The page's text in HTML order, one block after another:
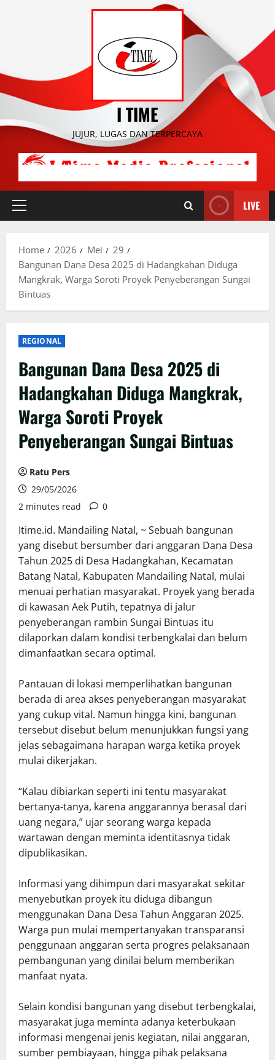
I TIME
JUJUR, LUGAS DAN TERPERCAYA
Primary
LIVE
Home 2026 Mei
29
Bangunan Dana Desa 2025 di Hadangkahan Diduga
Mangkrak, Warga Soroti Proyek Penyeberangan Sungai
Bintuas
REGIONAL
Bangunan Dana Desa 2025 di
Hadangkahan Diduga Mangkrak,
Warga Soroti Proyek
Penyeberangan Sungai Bintuas
Ratu Pers
29/05/2026
2 minutes read
0
Itime.id. Mandailing Natal, ~ Sebuah bangunan
yang disebut bersumber dari anggaran Dana Desa
Tahun 2025 di Desa Hadangkahan, Kecamatan
Batang Natal, Kabupaten Mandailing Natal, mulai
menuai perhatian masyarakat. Proyek yang berada
di kawasan Aek Putih, tepatnya di jalur
penyeberangan rambin Sungai Bintuas itu
dilaporkan dalam kondisi terbengkalai dan belum
dimanfaatkan secara optimal.
Pantauan di lokasi memperlihatkan bangunan
berada di area akses penyeberangan masyarakat
yang cukup vital. Namun hingga kini, bangunan
tersebut disebut belum menunjukkan fungsi yang
jelas sebagaimana harapan warga ketika proyek
mulai dikerjakan.
“Kalau dibiarkan seperti ini tentu masyarakat
bertanya-tanya, karena anggarannya berasal dari
uang negara,” ujar seorang warga kepada
wartawan dengan meminta identitasnya tidak
dipublikasikan.
Informasi yang dihimpun dari masyarakat sekitar
menyebutkan proyek itu diduga dibangun
menggunakan Dana Desa Tahun Anggaran 2025.
Warga pun mulai mempertanyakan transparansi
penggunaan anggaran serta progres pelaksanaan
pembangunan yang dinilai belum memberikan
manfaat nyata.
Selain kondisi bangunan yang disebut terbengkalai,
masyarakat juga meminta adanya keterbukaan
informasi mengenai jenis kegiatan, nilai anggaran,
sumber pembiayaan, hingga pihak pelaksana